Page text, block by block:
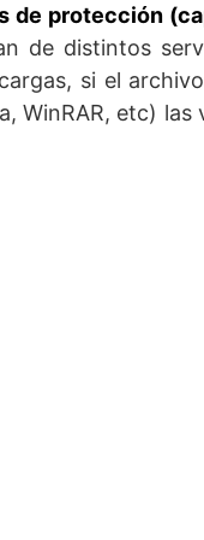
de protección
de distintos
si el
WinRAR, etc) las